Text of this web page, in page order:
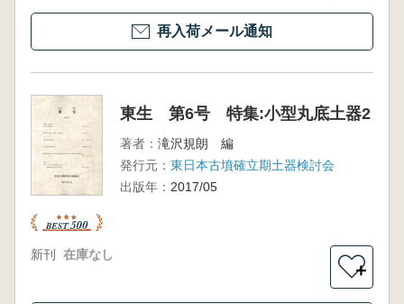
再入荷メール通知
東生 第6号 特集:小型丸底土器2
著者： 滝沢規朗 編
発行元： 東日本古墳確立期土器検討会
出版年： 2017/05
新刊 在庫なし
＋